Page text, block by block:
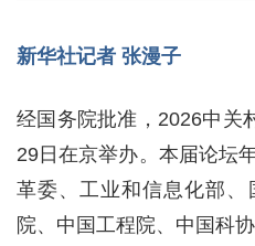
新华社记者 张漫子
经国务院批准，2026中关
29日在京举办。本届论坛
革委、工业和信息化部
院、中国工程院、中国科